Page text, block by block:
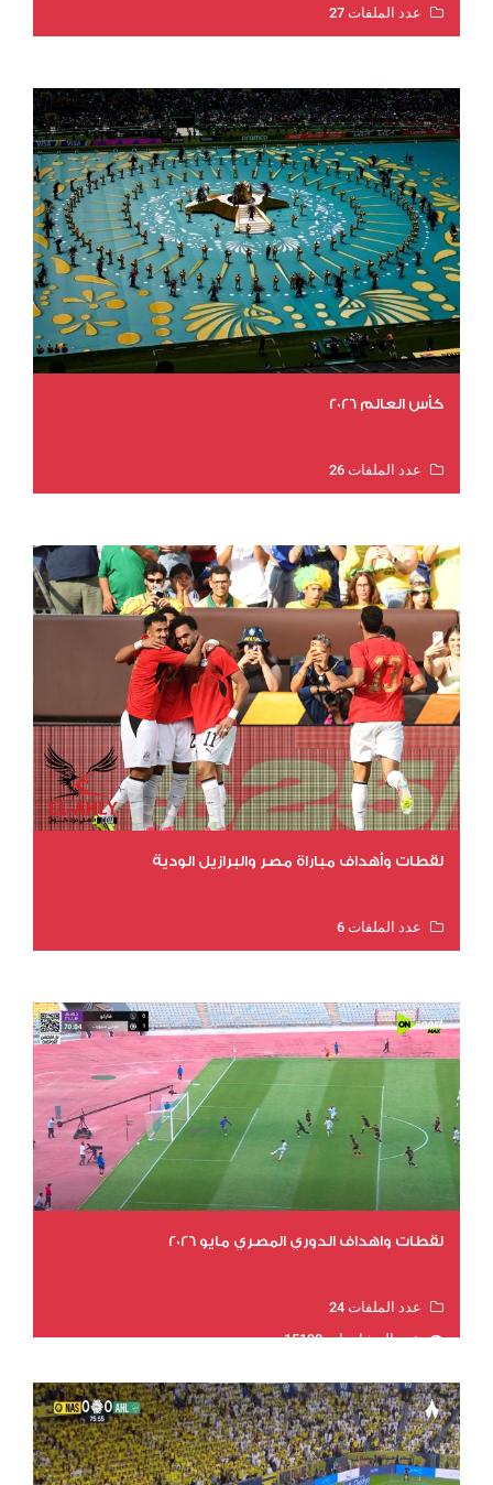
عدد الملفات 27
كأس العالم 2026
عدد الملفات 26
لقطات وأهداف مباراة مصر والبرازيل الودية
عدد الملفات 6
لقطات واهداف الدوري المصري مايو 2026
عدد الملفات 24
عدد المشاهدات 15198